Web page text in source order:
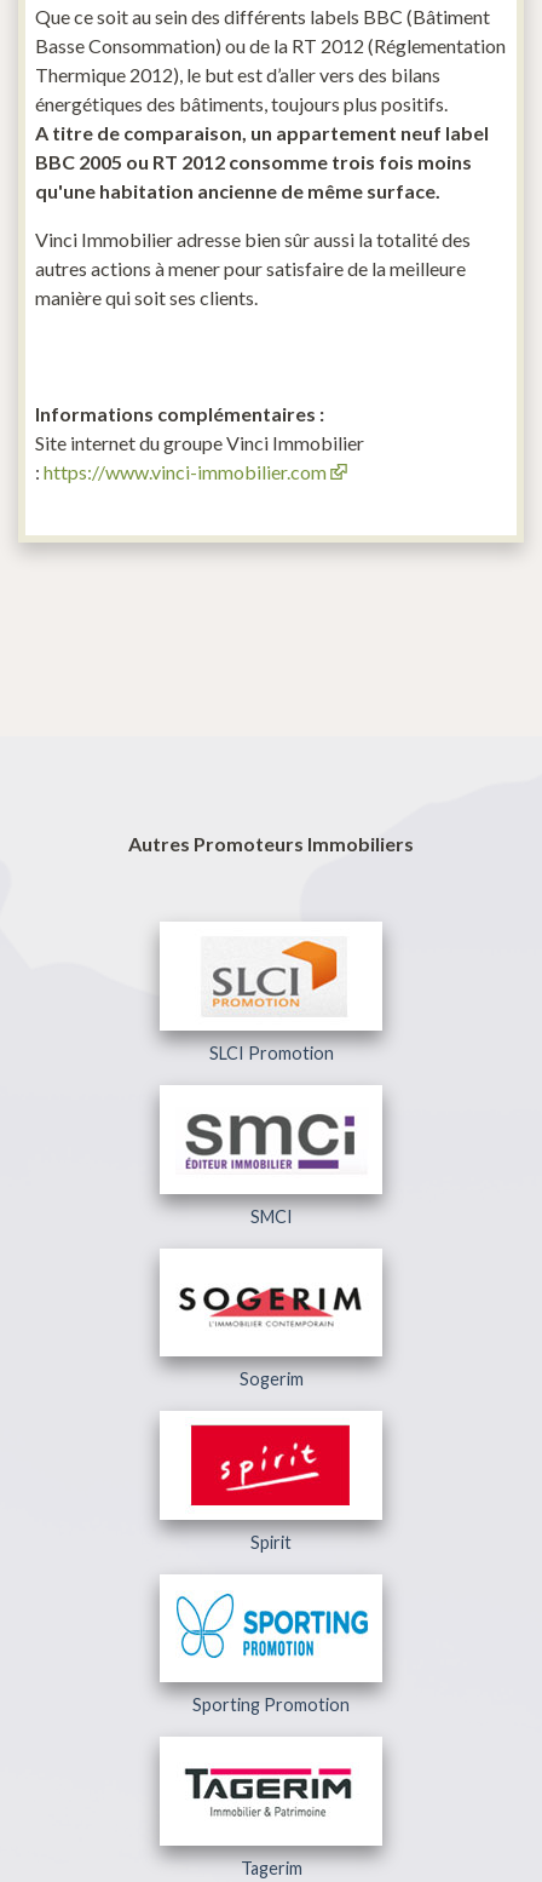
Que ce soit au sein des différents labels BBC (Bâtiment
Basse Consommation) ou de la RT 2012 (Réglementation
Thermique 2012), le but est d’aller vers des bilans
énergétiques des bâtiments, toujours plus positifs.
A titre de comparaison, un appartement neuf label
BBC 2005 ou RT 2012 consomme trois fois moins
qu'une habitation ancienne de même surface.
Vinci Immobilier adresse bien sûr aussi la totalité des
autres actions à mener pour satisfaire de la meilleure
manière qui soit ses clients.
Informations complémentaires :
Site internet du groupe Vinci Immobilier
: https://www.vinci-immobilier.com
Autres Promoteurs Immobiliers
SLCI Promotion
SMCI
Sogerim
Spirit
Sporting Promotion
Tagerim